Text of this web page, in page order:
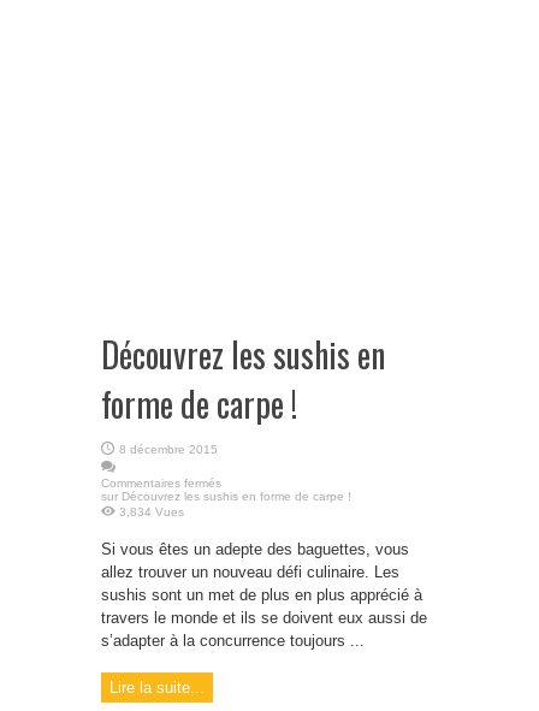
Découvrez les sushis en
forme de carpe !
8 décembre 2015
Commentaires fermés
sur Découvrez les sushis en forme de carpe !
3,834 Vues
Si vous êtes un adepte des baguettes, vous
allez trouver un nouveau défi culinaire. Les
sushis sont un met de plus en plus apprécié à
travers le monde et ils se doivent eux aussi de
s’adapter à la concurrence toujours ...
Lire la suite...